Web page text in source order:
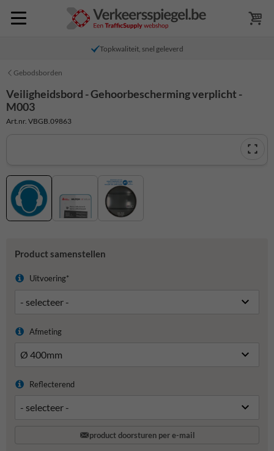
Topkwaliteit, snel geleverd
Gebodsborden
Veiligheidsbord - Gehoorbescherming verplicht -
M003
Art.nr. VBGB.09863
Product samenstellen
Uitvoering*
Afmeting
Reflecterend
product doorsturen per e-mail